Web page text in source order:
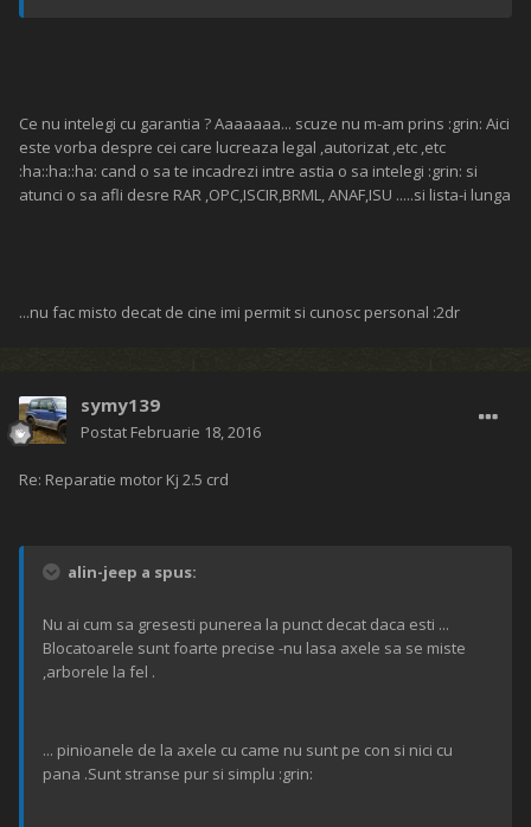
Ce nu intelegi cu garantia ? Aaaaaaa... scuze nu m-am prins :grin: Aici
este vorba despre cei care lucreaza legal ,autorizat ,etc ,etc
:ha::ha::ha: cand o sa te incadrezi intre astia o sa intelegi :grin: si
atunci o sa afli desre RAR ,OPC,ISCIR,BRML, ANAF,ISU .....si lista-i lunga
...nu fac misto decat de cine imi permit si cunosc personal :2dr
symy139
Postat Februarie 18, 2016
Re: Reparatie motor Kj 2.5 crd
alin-jeep a spus:
Nu ai cum sa gresesti punerea la punct decat daca esti ...
Blocatoarele sunt foarte precise -nu lasa axele sa se miste
,arborele la fel .
... pinioanele de la axele cu came nu sunt pe con si nici cu
pana .Sunt stranse pur si simplu :grin: